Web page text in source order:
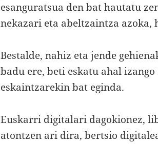
esanguratsua den bat hautatu
nekazari eta abeltzaintza azoka,
Bestalde, nahiz eta jende
badu ere, beti eskatu ahal
eskaintzarekin bat eginda.
Euskarri digitalari dagokionez,
atontzen ari dira, bertsio